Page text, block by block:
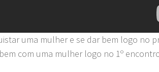
uma mulher e se dar bem logo no
com uma mulher logo no 1º